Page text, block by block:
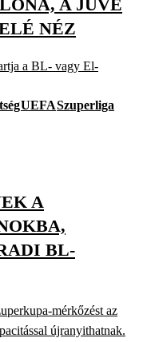
A JUVE
NÉZ
a BL- vagy El-
UEFASzuperliga
A
BL-
mérkőzést az
újranyithatnak.